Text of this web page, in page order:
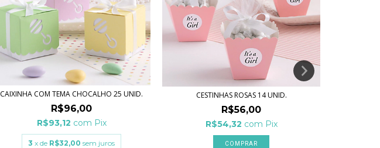
CAIXINHA COM TEMA CHOCALHO 25 UNID.
R$96,00
R$93,12 com Pix
3 x de R$32,00 sem juros
CESTINHAS ROSAS 14 UNID.
R$56,00
R$54,32 com Pix